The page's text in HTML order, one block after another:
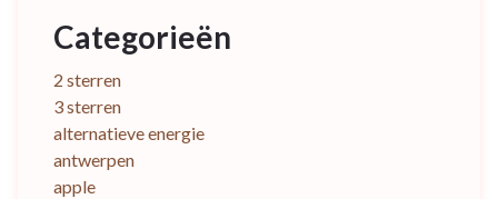
Categorieën
2 sterren
3 sterren
alternatieve energie
antwerpen
apple